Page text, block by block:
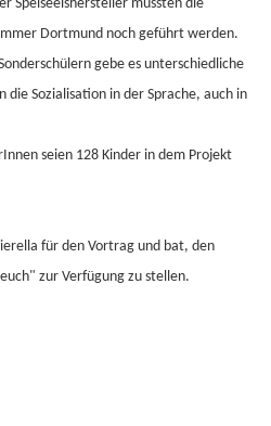
Speiseeishersteller müssten die
Dortmund noch geführt werden.
gebe es unterschiedliche
die Sozialisation in der Sprache, auch in
seien 128 Kinder in dem Projekt
für den Vortrag und bat, den
zur Verfügung zu stellen.